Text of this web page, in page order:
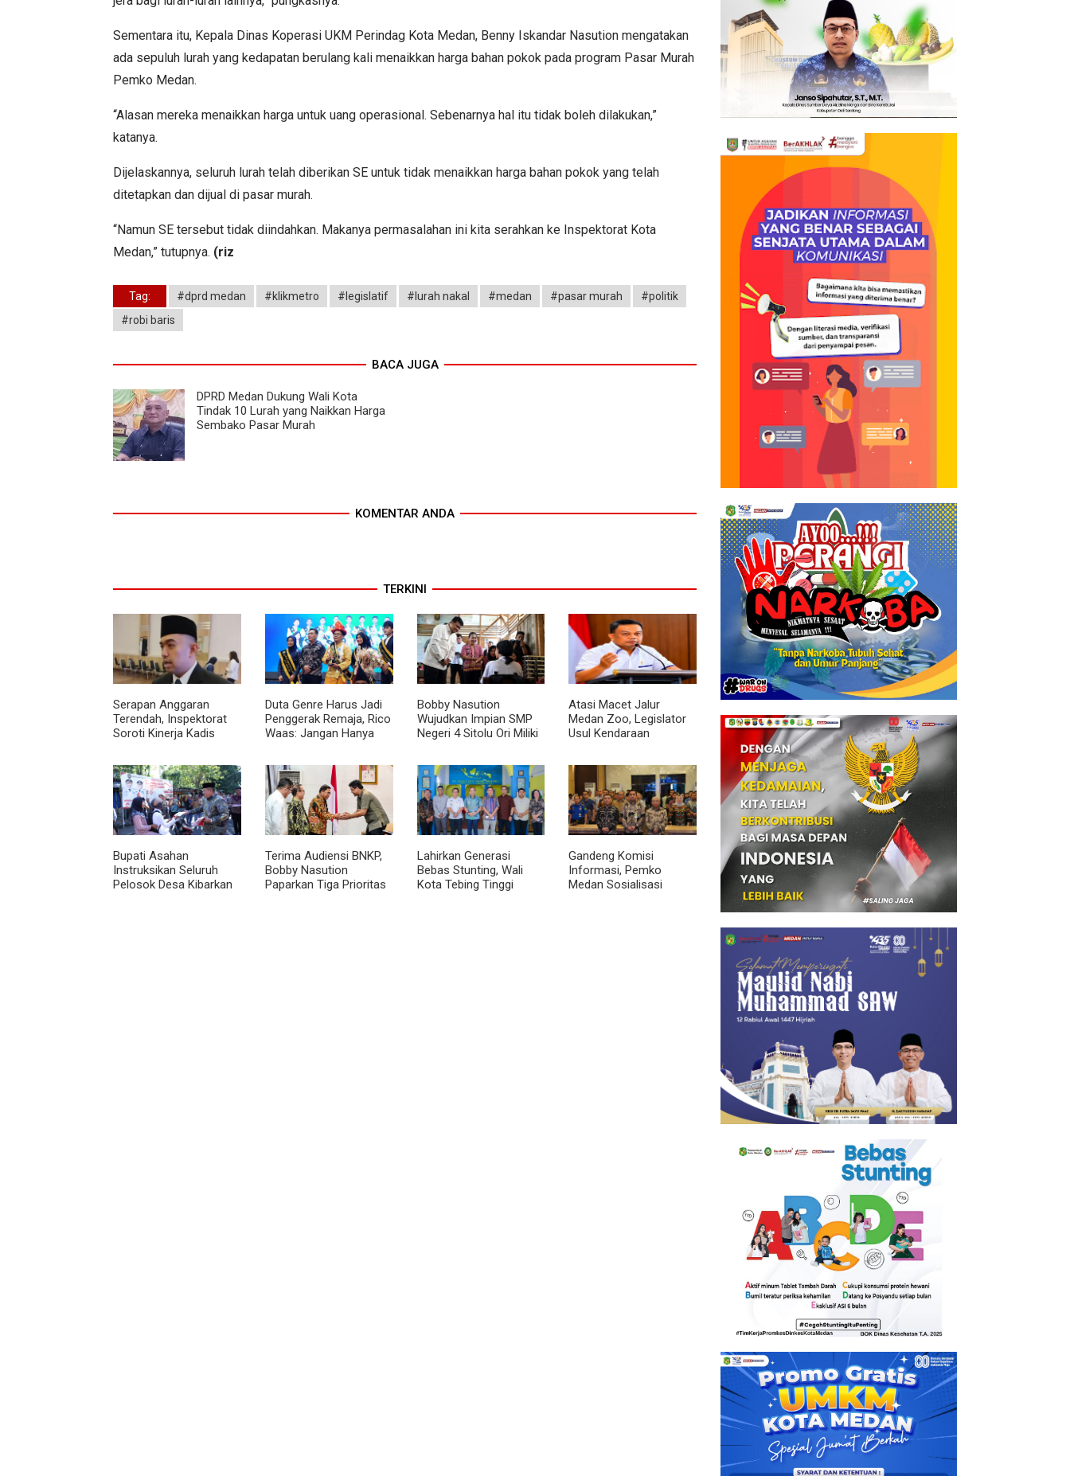
Sementara itu, Kepala Dinas Koperasi UKM Perindag Kota Medan, Benny Iskandar Nasution mengatakan
ada sepuluh lurah yang kedapatan berulang kali menaikkan harga bahan pokok pada program Pasar Murah
Pemko Medan.
“Alasan mereka menaikkan harga untuk uang operasional. Sebenarnya hal itu tidak boleh dilakukan,”
katanya.
Dijelaskannya, seluruh lurah telah diberikan SE untuk tidak menaikkan harga bahan pokok yang telah
ditetapkan dan dijual di pasar murah.
“Namun SE tersebut tidak diindahkan. Makanya permasalahan ini kita serahkan ke Inspektorat Kota
Medan,” tutupnya. (riz
Tag: #dprd medan #klikmetro #legislatif #lurah nakal #medan #pasar murah
#politik
#robi baris
BACA JUGA
DPRD Medan Dukung Wali Kota
Tindak 10 Lurah yang Naikkan Harga
Sembako Pasar Murah
KOMENTAR ANDA
TERKINI
Serapan Anggaran
Terendah, Inspektorat
Soroti Kinerja Kadis
Duta Genre Harus Jadi
Penggerak Remaja, Rico
Waas: Jangan Hanya
Bobby Nasution
Wujudkan Impian SMP
Negeri 4 Sitolu Ori Miliki
Atasi Macet Jalur
Medan Zoo, Legislator
Usul Kendaraan
Jalur Royal Sumatera
Bupati Asahan
Instruksikan Seluruh
Pelosok Desa Kibarkan
Terima Audiensi BNKP,
Bobby Nasution
Paparkan Tiga Prioritas
Lahirkan Generasi
Bebas Stunting, Wali
Kota Tebing Tinggi
Gandeng Komisi
Informasi, Pemko
Medan Sosialisasi